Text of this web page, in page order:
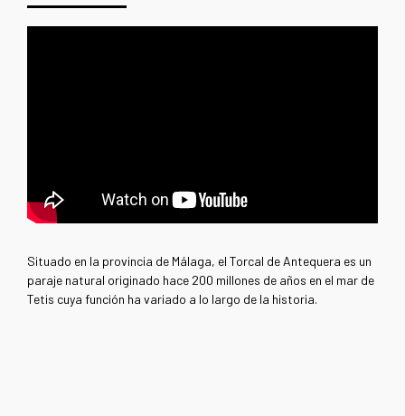
Situado en la provincia de Málaga, el Torcal de Antequera es un
paraje natural originado hace 200 millones de años en el mar de
Tetis cuya función ha variado a lo largo de la historia.